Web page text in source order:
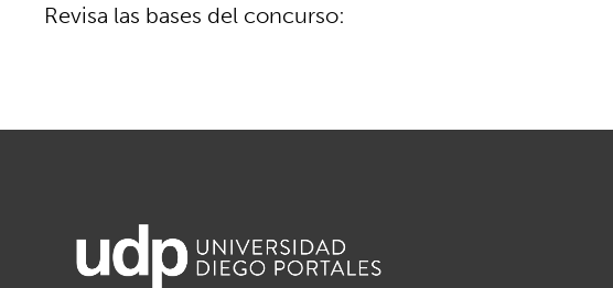
Revisa las bases del concurso: